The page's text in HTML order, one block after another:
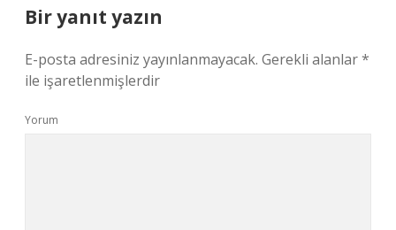
Bir yanıt yazın
E-posta adresiniz yayınlanmayacak. Gerekli alanlar*
ile işaretlenmişlerdir
Yorum